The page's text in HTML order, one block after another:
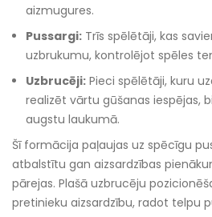
aizmugures.
Pussargi: Trīs spēlētāji, kas
uzbrukumu, kontrolējot spēles
Uzbrucēji: Pieci spēlētāji, kuru
realizēt vārtu gūšanas iespējas,
augstu laukumā.
Šī formācija paļaujas uz spēcīgu
atbalstītu gan aizsardzības
pārejas. Plašā uzbrucēju
pretinieku aizsardzību, radot telpu